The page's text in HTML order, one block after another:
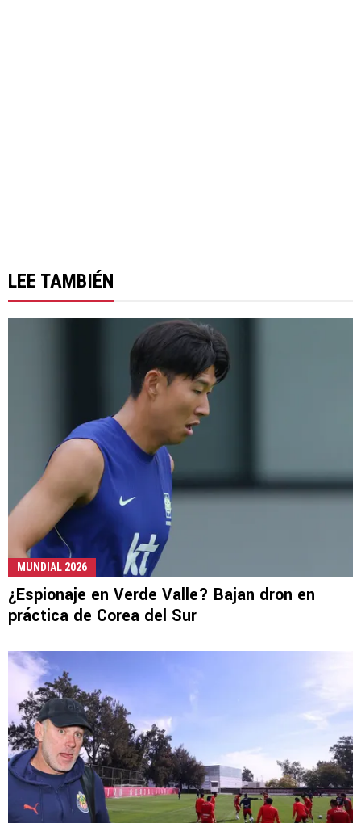
LEE TAMBIÉN
MUNDIAL 2026
¿Espionaje en Verde Valle? Bajan dron en
práctica de Corea del Sur